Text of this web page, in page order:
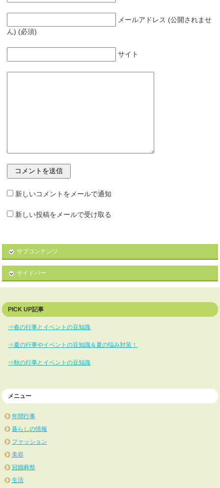
メールアドレス (公開されませ
ん) (必須)
サイト
新しいコメントをメールで通知
新しい投稿をメールで受け取る
サブコンテンツ
サイドバー
PICK UP記事
⇒春の行事とイベントの豆知識
⇒夏の行事やイベントの豆知識＆夏の悩み対策！
⇒秋の行事とイベントの豆知識
メニュー
年間行事
暮らしの情報
ファッション
美容
冠婚葬祭
生活